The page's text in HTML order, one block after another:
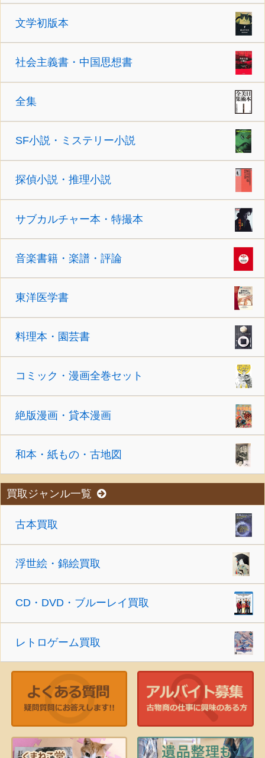
文学初版本
社会主義書・中国思想書
全集
SF小説・ミステリー小説
探偵小説・推理小説
サブカルチャー本・特撮本
音楽書籍・楽譜・評論
東洋医学書
料理本・園芸書
コミック・漫画全巻セット
絶版漫画・貸本漫画
和本・紙もの・古地図
買取ジャンル一覧
古本買取
浮世絵・錦絵買取
CD・DVD・ブルーレイ買取
レトロゲーム買取